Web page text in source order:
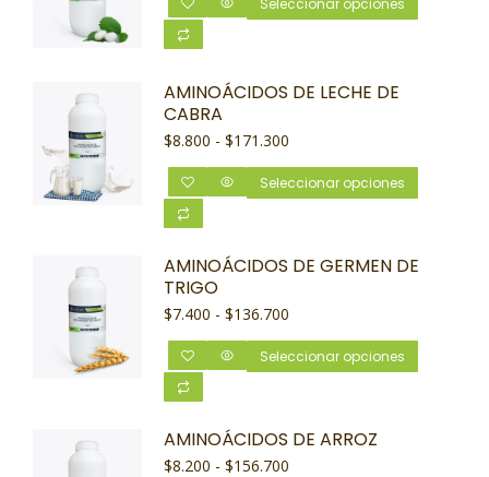
Seleccionar opciones
AMINOÁCIDOS DE LECHE DE
CABRA
$8.800 - $171.300
Seleccionar opciones
AMINOÁCIDOS DE GERMEN DE
TRIGO
$7.400 - $136.700
Seleccionar opciones
AMINOÁCIDOS DE ARROZ
$8.200 - $156.700